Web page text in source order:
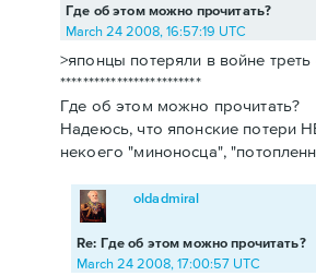
Где об этом можно прочитать?
March 24 2008, 16:57:19 UTC
>японцы потеряли в войне
*************************
Где об этом можно прочитать?
Надеюсь, что японские потери
некоего "миноносца",
Re: Где об этом можно прочитать?
oldadmiral
March 24 2008, 17:00:57 UTC